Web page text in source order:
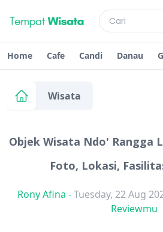
Home Cafe Candi Danau
Wisata
Objek Wisata Ndo' Rangga
Foto, Lokasi,
Rony Afina -Tuesday, 22 Aug
Reviewmu